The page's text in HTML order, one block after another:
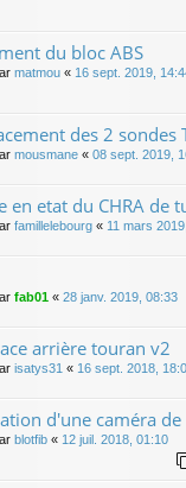
du bloc ABS
matmou « 16 sept. 2019,
des 2 sondes
mousmane « 08 sept. 2019,
en etat du CHRA de
famillelebourg « 11 mars
fab01 « 28 janv. 2019, 08:33
arrière touran v2
isatys31 « 16 sept. 2018,
d'une caméra de
blotfib « 12 juil. 2018, 01:10